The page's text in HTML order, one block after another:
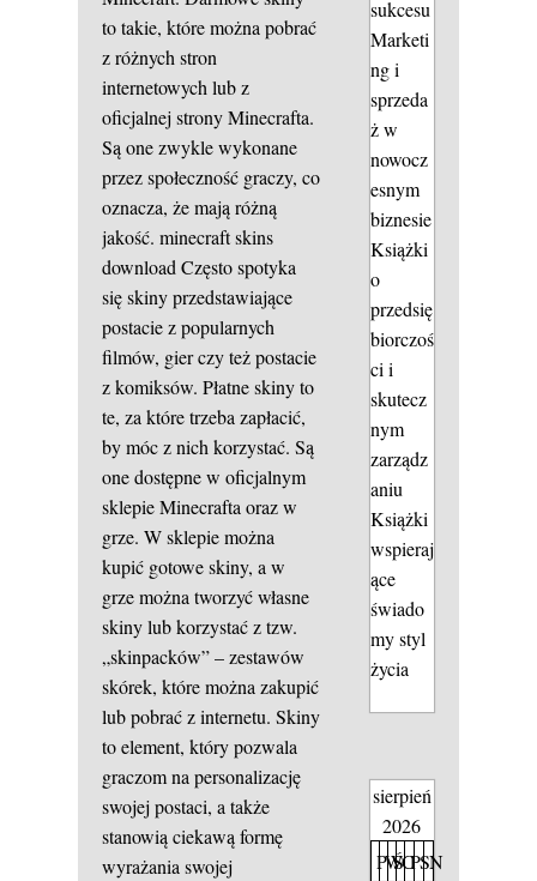
to takie, które można pobrać
z różnych stron
internetowych lub z
oficjalnej strony Minecrafta.
Są one zwykle wykonane
przez społeczność graczy, co
oznacza, że mają różną
jakość. minecraft skins
download Często spotyka
się skiny przedstawiające
postacie z popularnych
filmów, gier czy też postacie
z komiksów. Płatne skiny to
te, za które trzeba zapłacić,
by móc z nich korzystać. Są
one dostępne w oficjalnym
sklepie Minecrafta oraz w
grze. W sklepie można
kupić gotowe skiny, a w
grze można tworzyć własne
skiny lub korzystać z tzw.
„skinpacków” – zestawów
skórek, które można zakupić
lub pobrać z internetu. Skiny
to element, który pozwala
graczom na personalizację
swojej postaci, a także
stanowią ciekawą formę
wyrażania swojej
sukcesu
Marketi
ng i
sprzeda
ż w
nowocz
esnym
biznesie
Książki
o
przedsię
biorczoś
ci i
skutecz
nym
zarządz
aniu
Książki
wspieraj
ące
świado
my styl
życia
sierpień
2026
PW
ŚCPSN